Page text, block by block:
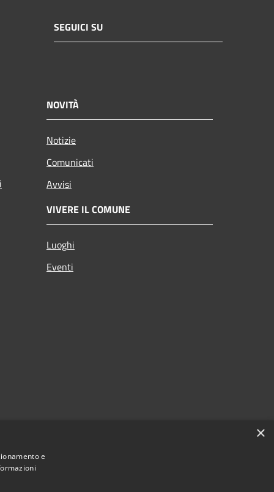
SEGUICI SU
NOVITÀ
Notizie
Comunicati
Avvisi
VIVERE IL COMUNE
Luoghi
Eventi
×
e